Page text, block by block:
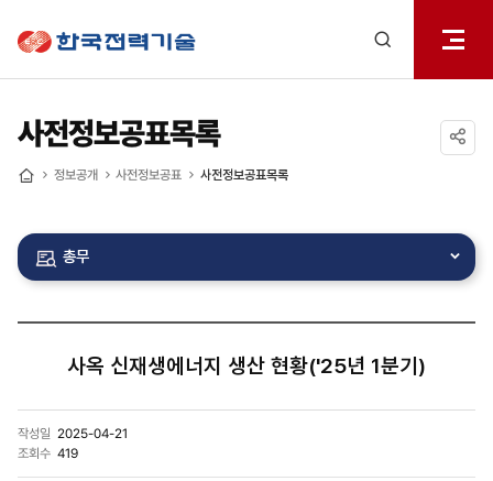
열기
사전정보공표목록
정보공개 사전정보공표 사전정보공표목록
총무
사옥 신재생에너지 생산 현황('25년 1분기)
작성일 2025-04-21
조회수 419